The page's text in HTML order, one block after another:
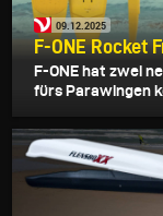
09.12.2025
F-ONE Rocket
F-ONE hat zwei
fürs Parawingen